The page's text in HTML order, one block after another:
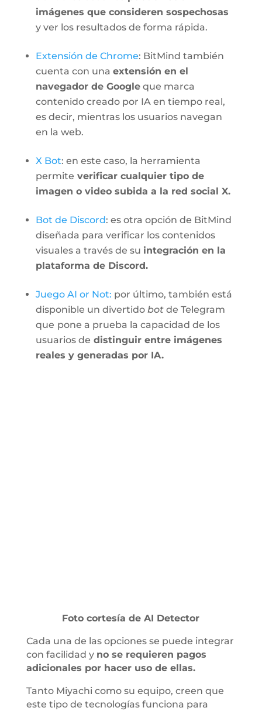
imágenes que consideren sospechosas
y ver los resultados de forma rápida.
Extensión de Chrome: BitMind también
cuenta con una extensión en el
navegador de Googleque marca
contenido creado por IA en tiempo real,
es decir, mientras los usuarios navegan
en la web.
X Bot: en este caso, la herramienta
permite verificar cualquier tipo de
imagen o video subida a la red social X.
Bot de Discord: es otra opción de BitMind
diseñada para verificar los contenidos
visuales a través de su integración en la
plataforma de Discord.
Juego AI or Not: por último, también está
disponible un divertido botde Telegram
que pone a prueba la capacidad de los
usuarios de distinguir entre imágenes
reales y generadas por IA.
Foto cortesía de AI Detector
Cada una de las opciones se puede integrar
con facilidad y no se requieren pagos
adicionales por hacer uso de ellas.
Tanto Miyachi como su equipo, creen que
este tipo de tecnologías funciona para